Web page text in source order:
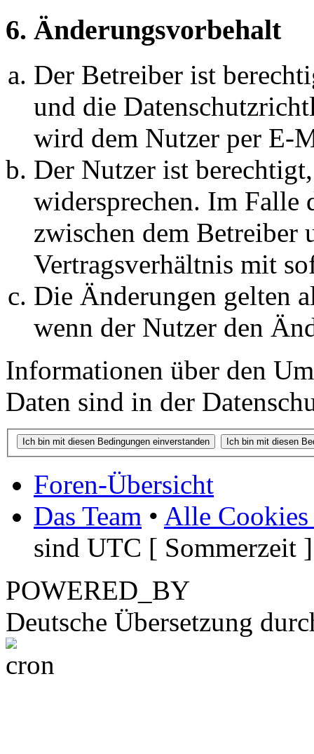
6. Änderungsvorbehalt
Der Betreiber ist
und die
wird dem Nutzer per E-
Der Nutzer ist
widersprechen. Im Falle
zwischen dem Betreiber
Vertragsverhältnis mit
Die Änderungen gelten
wenn der Nutzer den
Informationen über den
Daten sind in der
Foren-Übersicht
Das Team • Alle Cookies
sind UTC [ Sommerzeit ]
POWERED_BY
Deutsche Übersetzung